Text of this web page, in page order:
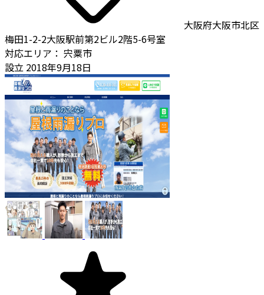
大阪府大阪市北区
梅田1-2-2大阪駅前第2ビル2階5-6号室
対応エリア： 宍粟市
設立 2018年9月18日